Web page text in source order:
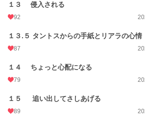
１３ 侵入される
92
１３.５ タントスからの手紙とリアラの心情
87
１４ ちょっと心配になる
79
１５ 追い出してさしあげる
89